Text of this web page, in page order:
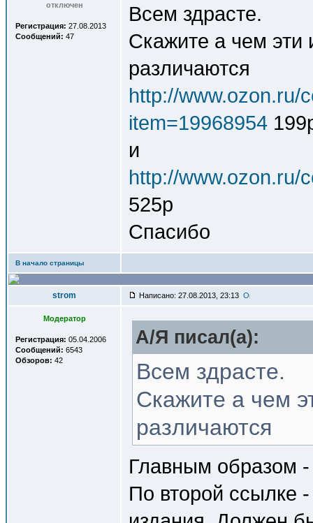
отключен
Регистрация: 27.08.2013
Сообщений: 47
Всем здрасте.
Скажите а чем эти
различаются
http://www.ozon.ru/
item=19968954
и
http://www.ozon.ru/
525р
Спасибо
В начало страницы
strom Написано: 27.08.2013, 23:13
Модератор
Регистрация: 05.04.2006
Сообщений: 6543
Обзоров: 42
A/Я писал(a):
Всем здрасте.
Скажите а чем
различаются
Главным образом
По второй ссылке